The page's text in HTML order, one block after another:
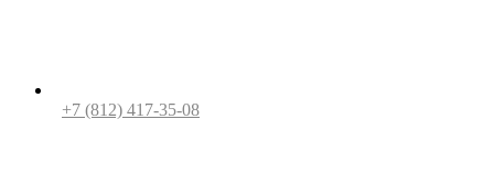
+7 (812) 417-35-08